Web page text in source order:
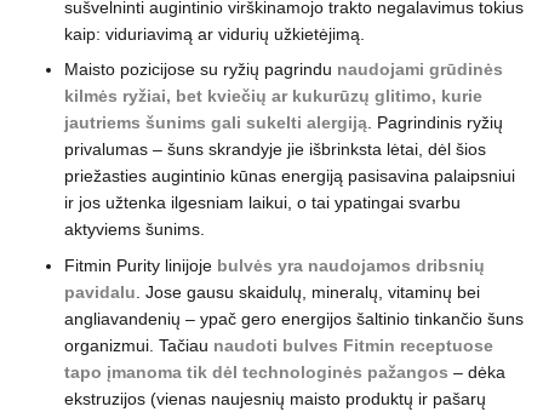
sušvelninti augintinio virškinamojo trakto negalavimus tokius
kaip: viduriavimą ar vidurių užkietėjimą.
Maisto pozicijose su ryžių pagrindu naudojami grūdinės
kilmės ryžiai, bet kviečių ar kukurūzų glitimo, kurie
jautriems šunims gali sukelti alergiją. Pagrindinis ryžių
privalumas – šuns skrandyje jie išbrinksta lėtai, dėl šios
priežasties augintinio kūnas energiją pasisavina palaipsniui
ir jos užtenka ilgesniam laikui, o tai ypatingai svarbu
aktyviems šunims.
Fitmin Purity linijoje bulvės yra naudojamos dribsnių
pavidalu . Jose gausu skaidulų, mineralų, vitaminų bei
angliavandenių – ypač gero energijos šaltinio tinkančio šuns
organizmui. Tačiau naudoti bulves Fitmin receptuose
tapo įmanoma tik dėl technologinės pažangos – dėka
ekstruzijos (vienas naujesnių maisto produktų ir pašarų